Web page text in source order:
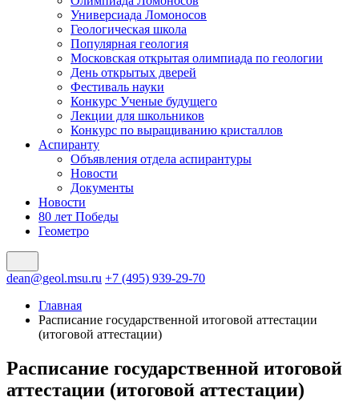
Универсиада Ломоносов
Геологическая школа
Популярная геология
Московская открытая олимпиада по геологии
День открытых дверей
Фестиваль науки
Конкурс Ученые будущего
Лекции для школьников
Конкурс по выращиванию кристаллов
Аспиранту
Объявления отдела аспирантуры
Новости
Документы
Новости
80 лет Победы
Геометро
dean@geol.msu.ru +7 (495) 939-29-70
Главная
Расписание государственной итоговой аттестации
(итоговой аттестации)
Расписание государственной итоговой
аттестации (итоговой аттестации)